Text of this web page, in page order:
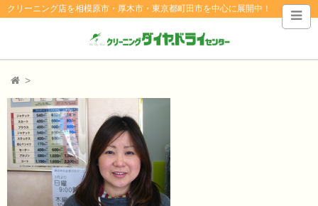
クリーニング店を相模原市・厚木市・東京都町田市を中心に展開中！